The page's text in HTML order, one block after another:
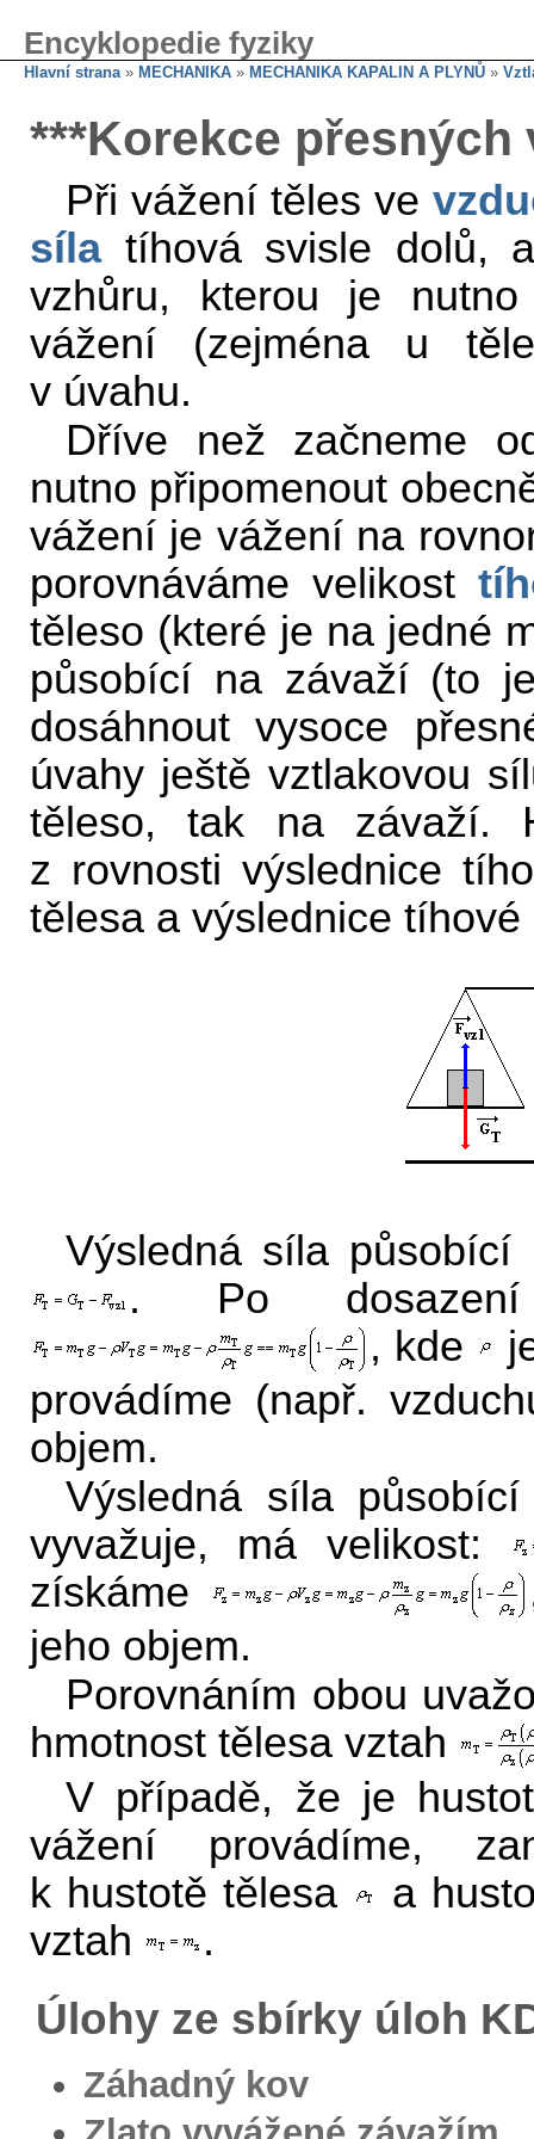
Encyklopedie fyziky
Hlavní strana» MECHANIKA » MECHANIKA KAPALIN A PLYNŮ »
***Korekce přesných
Při vážení těles ve
sílatíhová svisle dolů,
vzhůru, kterou je
vážení (zejména u
v úvahu.
Dříve než začneme
nutno připomenout
vážení je vážení na
porovnáváme velikost
těleso (které je na jedné
působící na závaží (to
dosáhnout vysoce
úvahy ještě vztlakovou
těleso, tak na závaží.
z rovnosti výslednice
tělesa a výslednice
Výsledná síla
. Po
, kde
provádíme (např.
objem.
Výsledná síla
vyvažuje, má velikost:
získáme
jeho objem.
Porovnáním obou
hmotnost tělesa vztah
V případě, že je
vážení provádíme,
k hustotě tělesa
a
vztah
.
Úlohy ze sbírky úloh
Záhadný kov